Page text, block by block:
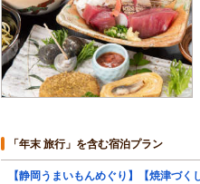
「年末 旅行」を含む宿泊プラン
【静岡うまいもんめぐり】【焼津づく